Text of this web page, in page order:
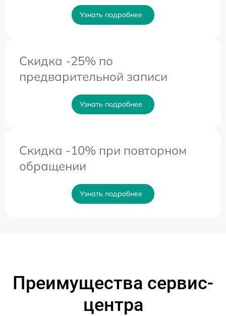
Узнать подробнее
Скидка -25% по
предварительной записи
Узнать подробнее
Скидка -10% при повторном
обращении
Узнать подробнее
Преимущества сервис-
центра